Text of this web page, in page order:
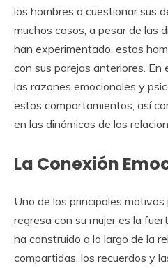
los hombres a cuestionar sus
muchos casos, a pesar de las
han experimentado, estos
con sus parejas anteriores.
las razones emocionales y
estos comportamientos, así
en las dinámicas de las
La Conexión
Uno de los principales motivos
regresa con su mujer es la
ha construido a lo largo de la
compartidas, los recuerdos y